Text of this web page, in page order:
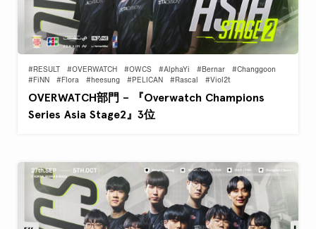
#RESULT #OVERWATCH #OWCS #AlphaYi #Bernar
#Changgoon
#FiNN
#Flora #heesung #PELICAN #Rascal #Viol2t
OVERWATCH部門 – 『Overwatch Champions
Series Asia Stage2』3位